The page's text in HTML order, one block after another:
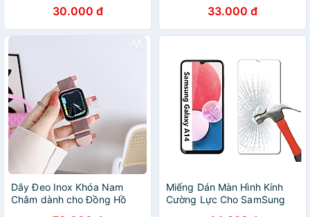
DS60, M80, Q16S, K10 Kích
thước 30mm x 35mm Hàng
30.000 đ
39mm 40mm 41mm 42mm
Bảo vệ màn hình chống bể
vỡ Hàng nhập khẩu
33.000 đ
Dây Đeo Inox Khóa Nam
Châm dành cho Đồng Hồ
Miếng Dán Màn Hình Kính
Cường Lực Cho SamSung